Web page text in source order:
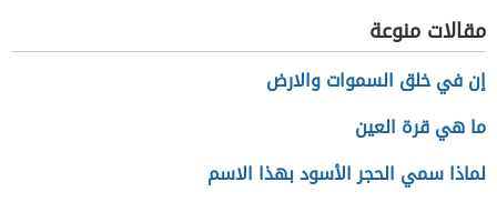
الأندرويد
مقالات منوعة
إن في خلق السموات والارض
ما هي قرة العين
لماذا سمي الحجر الأسود بهذا الاسم